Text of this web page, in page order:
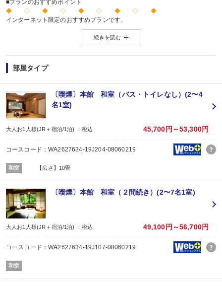
■プランのおすすめポイント
◆ ◇ ◆ ◇ ◆ ◇ ◆ ◇ ◆
インターネット限定のおすすめプランです。
※店頭・電話・メールでのお問合せや申込みは出来ません。
◆ ◇ ◆ ◇ ◆ ◇ ◆ ◇ ◆
・夕食時に日本酒1合又はソフトドリンク1杯付
・貸切風呂ご利用OK
【2名1室でご利用の場合】おとな1名＋こども1名OK♪
2名1室ご利用の場合、
おとな1名＋こども1名ご利用でも、お子様はこども代金でOK♪
※通常「おとな1名＋こども1名」で2名1室ご利用の場合、お子様はおとなと同
新潟駅及び新津駅乗換、JR磐越西線 鹿瀬駅からお宿までは送迎がございます
（9:00～18:00／要事前予約）
※ご希望のお客様は、ご予約日の翌日以降にお客様自身で宿泊施設にご連絡く
■夕食
場所:
宴会場
内容:
≪新潟和牛≫又は≪カニ≫よりお選びいただけます。（おとなのみ）
■朝食
場所:
続きを読む
部屋タイプ
〔喫煙〕本館 和室（バス・トイレなし）(2〜4
名1室)
大人お1人様(JR＋宿泊/1泊) ：税込 45,700円～53,300円
コースコード：WA2627634-19J204-08060219
和室 【広さ】10畳
〔喫煙〕本館 和室（２間続き）(2〜7名1室)
大人お1人様(JR＋宿泊/1泊) ：税込 49,100円～56,700円
コースコード：WA2627634-19J107-08060219
和室